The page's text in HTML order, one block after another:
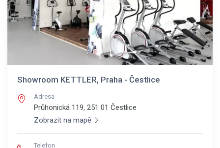
Showroom KETTLER, Praha - Čestlice
Adresa
Průhonická 119, 251 01 Čestlice
Zobrazit na mapě
Telefon